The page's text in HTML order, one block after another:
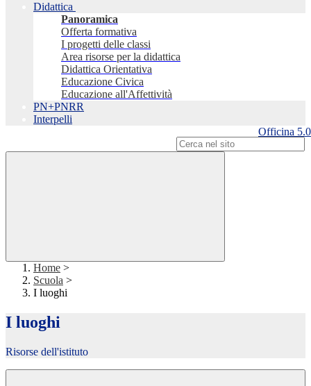
Didattica
Panoramica
Offerta formativa
I progetti delle classi
Area risorse per la didattica
Didattica Orientativa
Educazione Civica
Educazione all'Affettività
PN+PNRR
Interpelli
Officina 5.0
Home >
Scuola >
I luoghi
I luoghi
Risorse dell'istituto